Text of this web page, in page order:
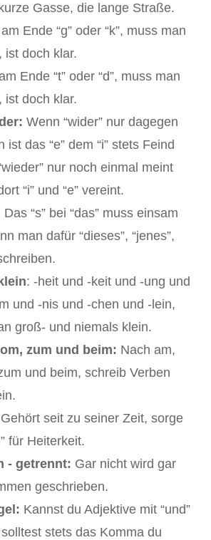
Gasse, die lange Straße.
Ende “g” oder “k”, muss man
ist doch klar.
Ende “t” oder “d”, muss man
ist doch klar.
Wenn “wider” nur dagegen
ist das “e” dem “i” stets Feind
nur noch einmal meint
“i” und “e” vereint.
Das “s” bei “das” muss einsam
man dafür “dieses”, “jenes”,
: -heit und -keit und -ung und
und -nis und -chen und -lein,
groß- und niemals klein.
zum und beim: Nach am,
und beim, schreib Verben
Gehört seit zu seiner Zeit, sorge
für Heiterkeit.
- getrennt: Gar nicht wird gar
geschrieben.
Kannst du Adjektive mit “und”
stets das Komma du